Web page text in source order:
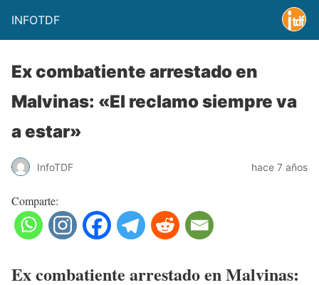
INFOTDF
Ex combatiente arrestado en
Malvinas: «El reclamo siempre va
a estar»
InfoTDF hace 7 años
Comparte:
Ex combatiente arrestado en Malvinas: